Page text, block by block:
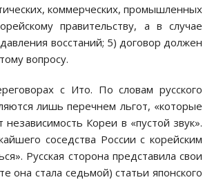
коммерческих, промышленных
правительству, а в случае
восстаний; 5) договор должен
вопросу.
с Ито. По словам русского
лишь перечнем льгот, «которые
Кореи в «пустой звук».
соседства России с корейским
Русская сторона представила свои
она стала седьмой) статьи японского